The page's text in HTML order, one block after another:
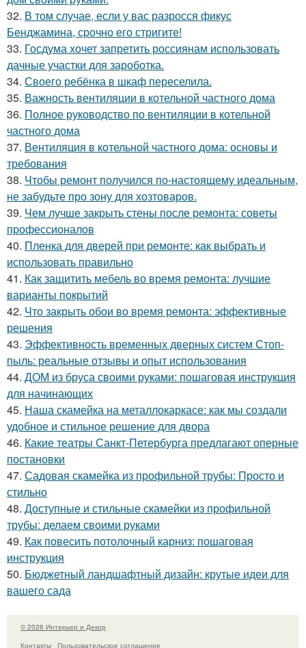
32. В том случае, если у вас разросся фикус
Бенджамина, срочно его стригите!
33. Госдума хочет запретить россиянам использовать
дачные участки для зароботка.
34. Своего ребёнка в шкаф переселила.
35. Важность вентиляции в котельной частного дома
36. Полное руководство по вентиляции в котельной
частного дома
37. Вентиляция в котельной частного дома: основы и
требования
38. Чтобы ремонт получился по-настоящему идеальным,
не забудьте про зону для хозтоваров.
39. Чем лучше закрыть стены после ремонта: советы
профессионалов
40. Пленка для дверей при ремонте: как выбрать и
использовать правильно
41. Как защитить мебель во время ремонта: лучшие
варианты покрытий
42. Что закрыть обои во время ремонта: эффективные
решения
43. Эффективность временных дверных систем Стоп-
пыль: реальные отзывы и опыт использования
44. ДОМ из бруса своими руками: пошаговая инструкция
для начинающих
45. Наша скамейка на металлокаркасе: как мы создали
удобное и стильное решение для двора
46. Какие театры Санкт-Петербурга предлагают оперные
постановки
47. Садовая скамейка из профильной трубы: Просто и
стильно
48. Доступные и стильные скамейки из профильной
трубы: делаем своими руками
49. Как повесить потолочный карниз: пошаговая
инструкция
50. Бюджетный ландшафтный дизайн: крутые идеи для
вашего сада
© 2026 Интерьер и Декор
Контакты
Пользовательское соглашение